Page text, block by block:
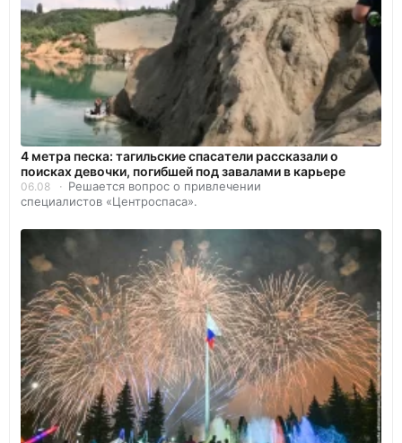
4 метра песка: тагильские спасатели рассказали о
поисках девочки, погибшей под завалами в карьере
06.08
Решается вопрос о привлечении
специалистов «Центроспаса».